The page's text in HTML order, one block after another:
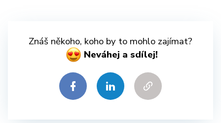
Znáš někoho, koho by to mohlo zajímat?
Neváhej a sdílej!